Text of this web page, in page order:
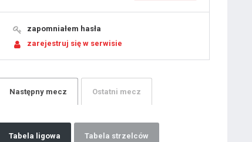
zapomniałem hasła
zarejestruj się w serwisie
Następny mecz Ostatni mecz
Tabela ligowa Tabela strzelców